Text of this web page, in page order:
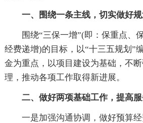
一、围绕一条主线，切实做好
围绕“三保一增”(即：保重点、
经费递增)的目标，以“十三五规划”
金为重点，以项目建设为基础，不
理，推动各项工作取得新进展。
二、做好两项基础工作，提高
一是加强沟通协调，做好预算